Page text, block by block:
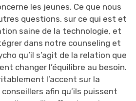
les jeunes. Ce que nous
questions, sur ce qui est et
saine de la technologie, et
dans notre counseling et
qu’il s’agit de la relation que
changer l’équilibre au besoin.
l’accent sur la
afin qu’ils puissent